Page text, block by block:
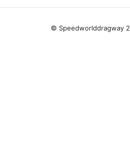
© Speedworlddragway